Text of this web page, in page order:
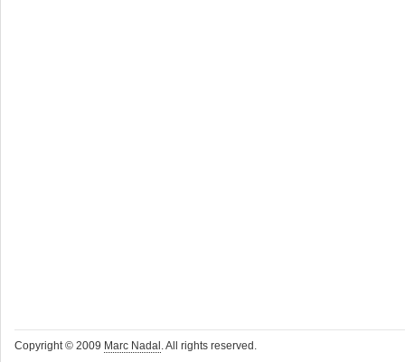
Copyright © 2009 Marc Nadal . All rights reserved.